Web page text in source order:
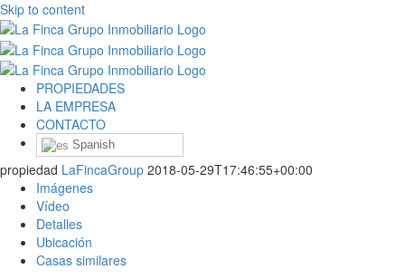
Skip to content
PROPIEDADES
LA EMPRESA
CONTACTO
Spanish
propiedad LaFincaGroup 2018-05-29T17:46:55+00:00
Imágenes
Vídeo
Detalles
Ubicación
Casas similares